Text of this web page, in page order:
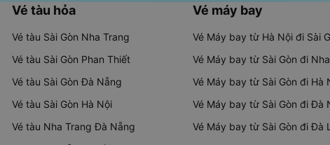
Vé tàu hỏa
Vé tàu Sài Gòn Nha Trang
Vé tàu Sài Gòn Phan Thiết
Vé tàu Sài Gòn Đà Nẵng
Vé tàu Sài Gòn Hà Nội
Vé tàu Nha Trang Đà Nẵng
Vé máy bay
Vé Máy bay từ Hà Nội đi Sài
Vé Máy bay từ Sài Gòn đi
Vé Máy bay từ Sài Gòn đi Hà
Vé Máy bay từ Sài Gòn đi Đà
Vé Máy bay từ Sài Gòn đi Đà